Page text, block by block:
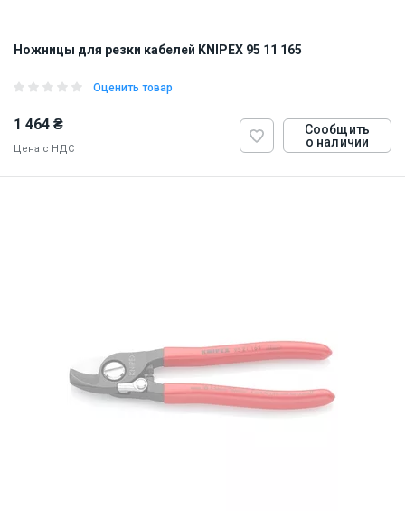
Ножницы для резки кабелей KNIPEX 95 11 165
Оценить товар
1 464 ₴
Цена с НДС
Сообщить
о наличии